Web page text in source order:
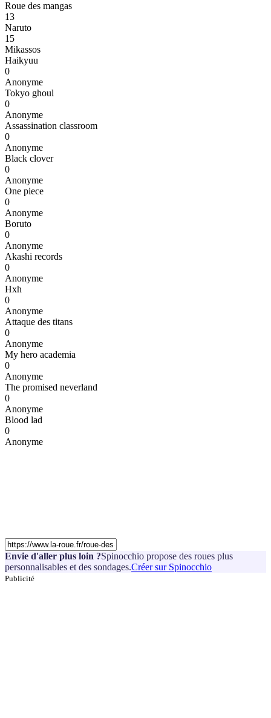
Roue des mangas
13
Naruto
15
Mikassos
Haikyuu
0
Anonyme
Tokyo ghoul
0
Anonyme
Assassination classroom
0
Anonyme
Black clover
0
Anonyme
One piece
0
Anonyme
Boruto
0
Anonyme
Akashi records
0
Anonyme
Hxh
0
Anonyme
Attaque des titans
0
Anonyme
My hero academia
0
Anonyme
The promised neverland
0
Anonyme
Blood lad
0
Anonyme
Envie d'aller plus loin ?Spinocchio propose des roues plus
personnalisables et des sondages.Créer sur Spinocchio
Publicité